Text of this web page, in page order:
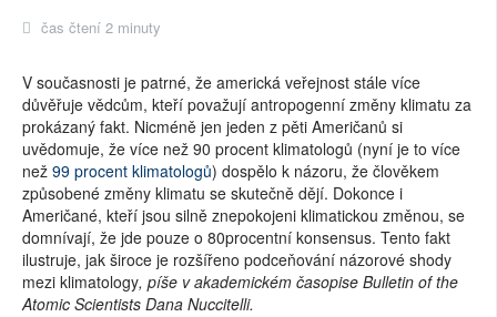
čas čtení 2 minuty
V současnosti je patrné, že americká veřejnost stále více
důvěřuje vědcům, kteří považují antropogenní změny klimatu za
prokázaný fakt. Nicméně jen jeden z pěti Američanů si
uvědomuje, že více než 90 procent klimatologů (nyní je to více
než 99 procent klimatologů) dospělo k názoru, že člověkem
způsobené změny klimatu se skutečně dějí. Dokonce i
Američané, kteří jsou silně znepokojeni klimatickou změnou, se
domnívají, že jde pouze o 80procentní konsensus. Tento fakt
ilustruje, jak široce je rozšířeno podceňování názorové shody
mezi klimatology, píše v akademickém časopise Bulletin of the
Atomic Scientists Dana Nuccitelli.